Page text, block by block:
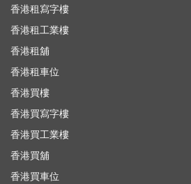
香港租寫字樓
香港租工業樓
香港租舖
香港租車位
香港買樓
香港買寫字樓
香港買工業樓
香港買舖
香港買車位